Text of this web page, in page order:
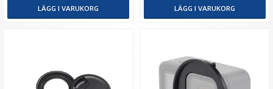
LÄGG I VARUKORG LÄGG I VARUKORG